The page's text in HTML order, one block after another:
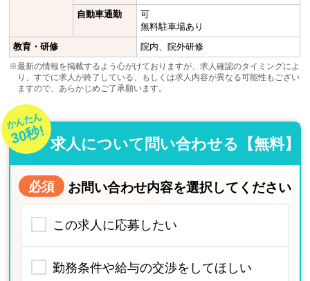
自動車通勤
可
無料駐車場あり
教育・研修
院内、院外研修
※最新の情報を掲載するよう心がけておりますが、求人確認のタイミングによ
り、すでに求人が終了している、もしくは求人内容が異なる可能性もござい
ますので、あらかじめご了承願います。
かんたん
30秒! 求人について問い合わせる【無料】
必須 お問い合わせ内容を選択してください
この求人に応募したい
勤務条件や給与の交渉をしてほしい